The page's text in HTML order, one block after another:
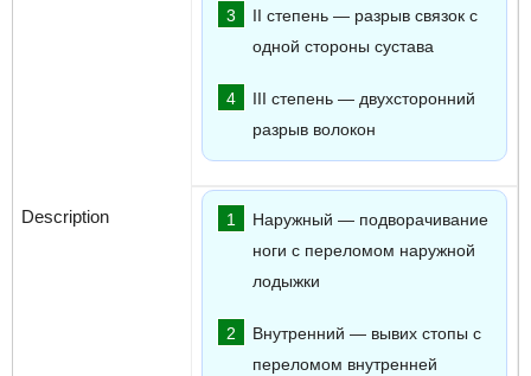
II степень — разрыв связок с
одной стороны сустава
III степень — двухсторонний
разрыв волокон
Наружный — подворачивание
ноги с переломом наружной
лодыжки
Внутренний — вывих стопы с
переломом внутренней